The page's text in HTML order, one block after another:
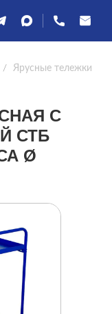
/ Ярусные тележки
С
СТБ
Ø